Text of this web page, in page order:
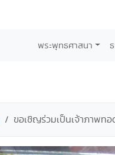
พระพุทธศาสนา
ขอเชิญร่วมเป็นเจ้าภาพท